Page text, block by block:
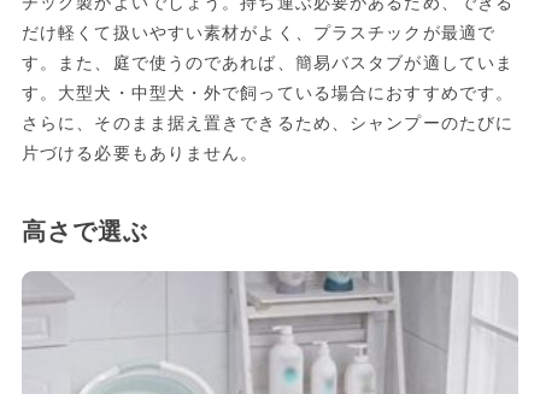
だけ軽くて扱いやすい素材がよく、プラスチックが最適で
す。また、庭で使うのであれば、簡易バスタブが適していま
す。大型犬・中型犬・外で飼っている場合におすすめです。
さらに、そのまま据え置きできるため、シャンプーのたびに
片づける必要もありません。
高さで選ぶ